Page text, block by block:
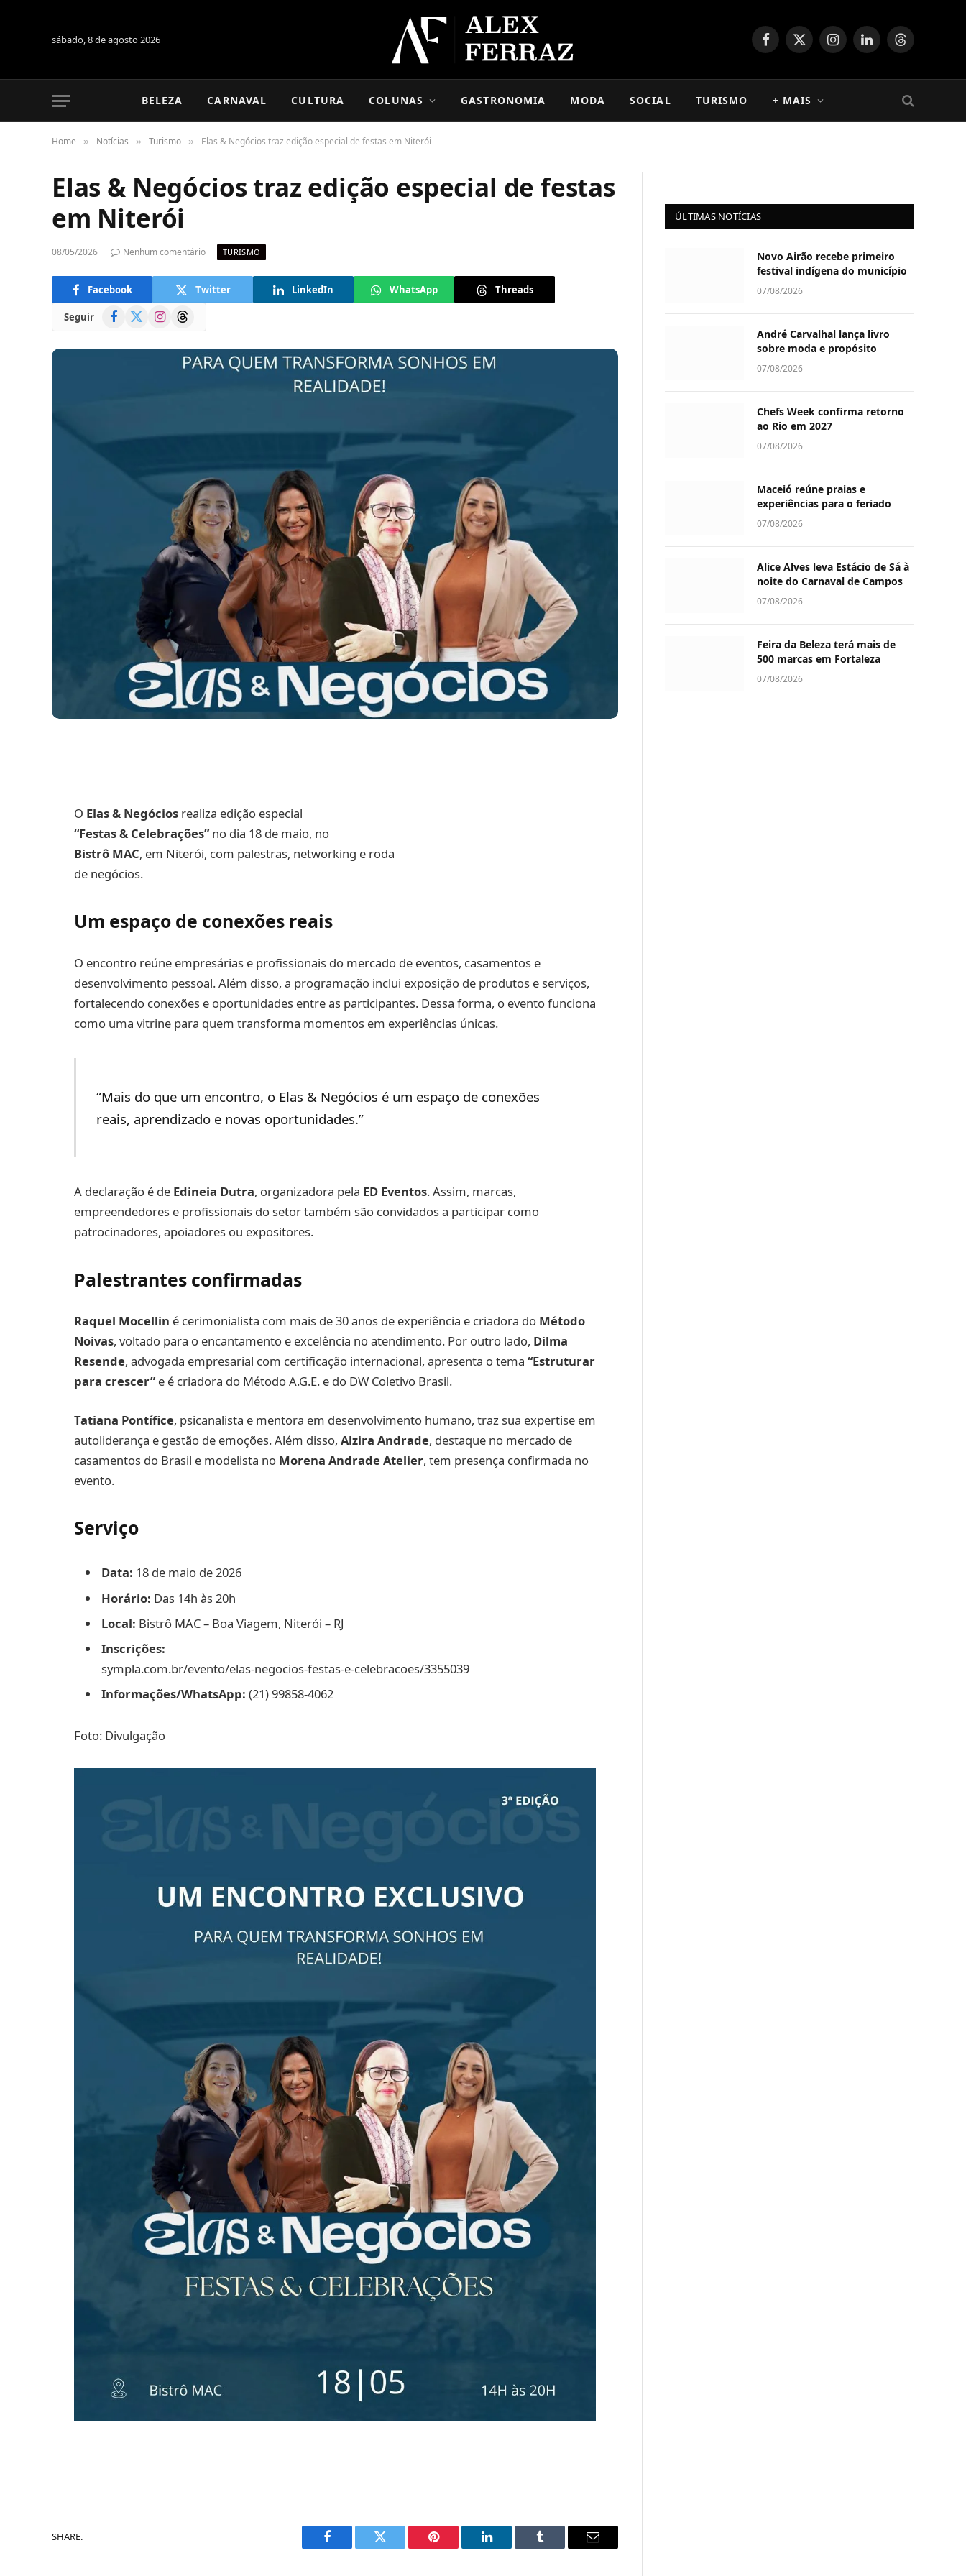
sábado, 8 de agosto 2026 Facebook
X
InstagramLinkedInThreads
BELEZA CARNAVAL CULTURA COLUNAS GASTRONOMIA MODA SOCIAL TURISMO + MAIS
Home » Notícias » Turismo » Elas & Negócios traz edição especial de festas em Niterói
Elas & Negócios traz edição especial de festas
em Niterói
08/05/2026 Nenhum comentário TURISMO
Facebook Twitter LinkedIn WhatsApp Threads
Seguir Facebook
(Twitter)
InstagramThreads
O Elas & Negócios realiza edição especial
“Festas & Celebrações” no dia 18 de maio, no
Bistrô MAC, em Niterói, com palestras, networking e roda
de negócios.
Um espaço de conexões reais
O encontro reúne empresárias e profissionais do mercado de eventos, casamentos e
desenvolvimento pessoal. Além disso, a programação inclui exposição de produtos e serviços,
fortalecendo conexões e oportunidades entre as participantes. Dessa forma, o evento funciona
como uma vitrine para quem transforma momentos em experiências únicas.
“Mais do que um encontro, o Elas & Negócios é um espaço de conexões
reais, aprendizado e novas oportunidades.”
A declaração é de Edineia Dutra, organizadora pela ED Eventos. Assim, marcas,
empreendedores e profissionais do setor também são convidados a participar como
patrocinadores, apoiadores ou expositores.
Palestrantes confirmadas
Raquel Mocellin é cerimonialista com mais de 30 anos de experiência e criadora do Método
Noivas, voltado para o encantamento e excelência no atendimento. Por outro lado, Dilma
Resende, advogada empresarial com certificação internacional, apresenta o tema “Estruturar
para crescer” e é criadora do Método A.G.E. e do DW Coletivo Brasil.
Tatiana Pontífice, psicanalista e mentora em desenvolvimento humano, traz sua expertise em
autoliderança e gestão de emoções. Além disso, Alzira Andrade, destaque no mercado de
casamentos do Brasil e modelista no Morena Andrade Atelier, tem presença confirmada no
evento.
Serviço
Data: 18 de maio de 2026
Horário: Das 14h às 20h
Local: Bistrô MAC – Boa Viagem, Niterói – RJ
Inscrições:
sympla.com.br/evento/elas-negocios-festas-e-celebracoes/3355039
Informações/WhatsApp: (21) 99858-4062
Foto: Divulgação
SHARE.
Facebook Twitter Pinterest LinkedIn Tumblr Email
ÚLTIMAS NOTÍCIAS
Novo Airão recebe primeiro
festival indígena do município
07/08/2026
André Carvalhal lança livro
sobre moda e propósito
07/08/2026
Chefs Week confirma retorno
ao Rio em 2027
07/08/2026
Maceió reúne praias e
experiências para o feriado
07/08/2026
Alice Alves leva Estácio de Sá à
noite do Carnaval de Campos
07/08/2026
Feira da Beleza terá mais de
500 marcas em Fortaleza
07/08/2026